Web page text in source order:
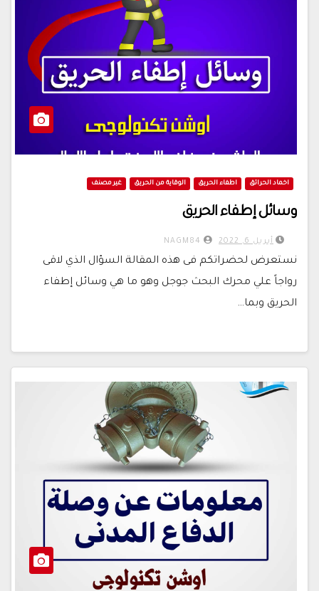
اخماد الحرائق اطفاء الحريق الوقاية من الحريق غير مصنف
وسائل إطفاء الحريق
أبريل 6, 2022
نستعرض لحضراتكم فى هذه المقالة السؤال الذي لاقى
رواجاً علي محرك البحث جوجل وهو ما هي وسائل إطفاء
الحريق وبما…